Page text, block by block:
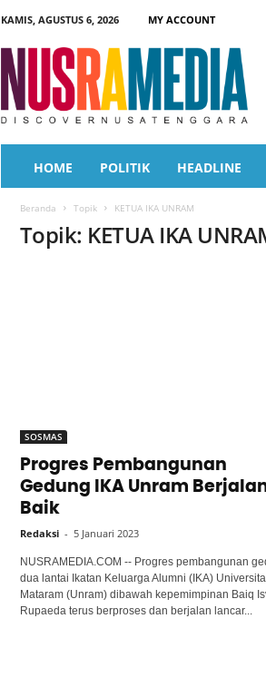
KAMIS, AGUSTUS 6, 2026
MY ACCOUNT
a
HOME POLITIK HEADLINE
Beranda Topik KETUA IKA UNRAM
Topik: KETUA IKA
SOSMAS
Progres Pembangunan
Gedung IKA Unram
Baik
Redaksi - 5 Januari 2023
NUSRAMEDIA.COM -- Progres pembangunan
dua lantai Ikatan Keluarga Alumni (IKA)
Mataram (Unram) dibawah kepemimpinan Baiq
Rupaeda terus berproses dan berjalan lancar...